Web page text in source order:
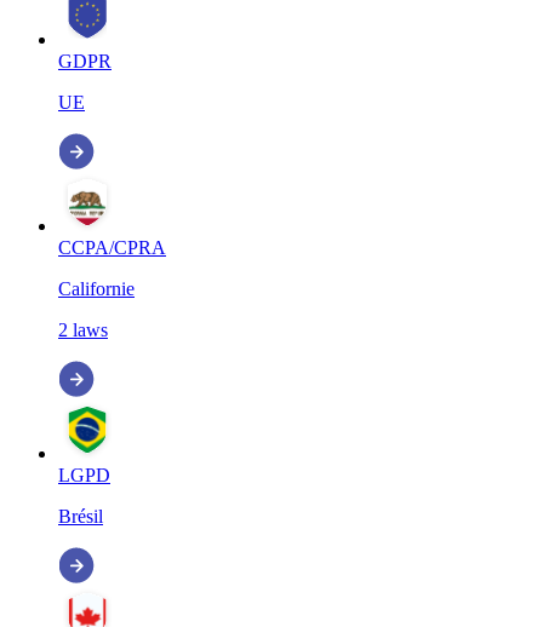
GDPR
UE
CCPA/CPRA
Californie
2 laws
LGPD
Brésil